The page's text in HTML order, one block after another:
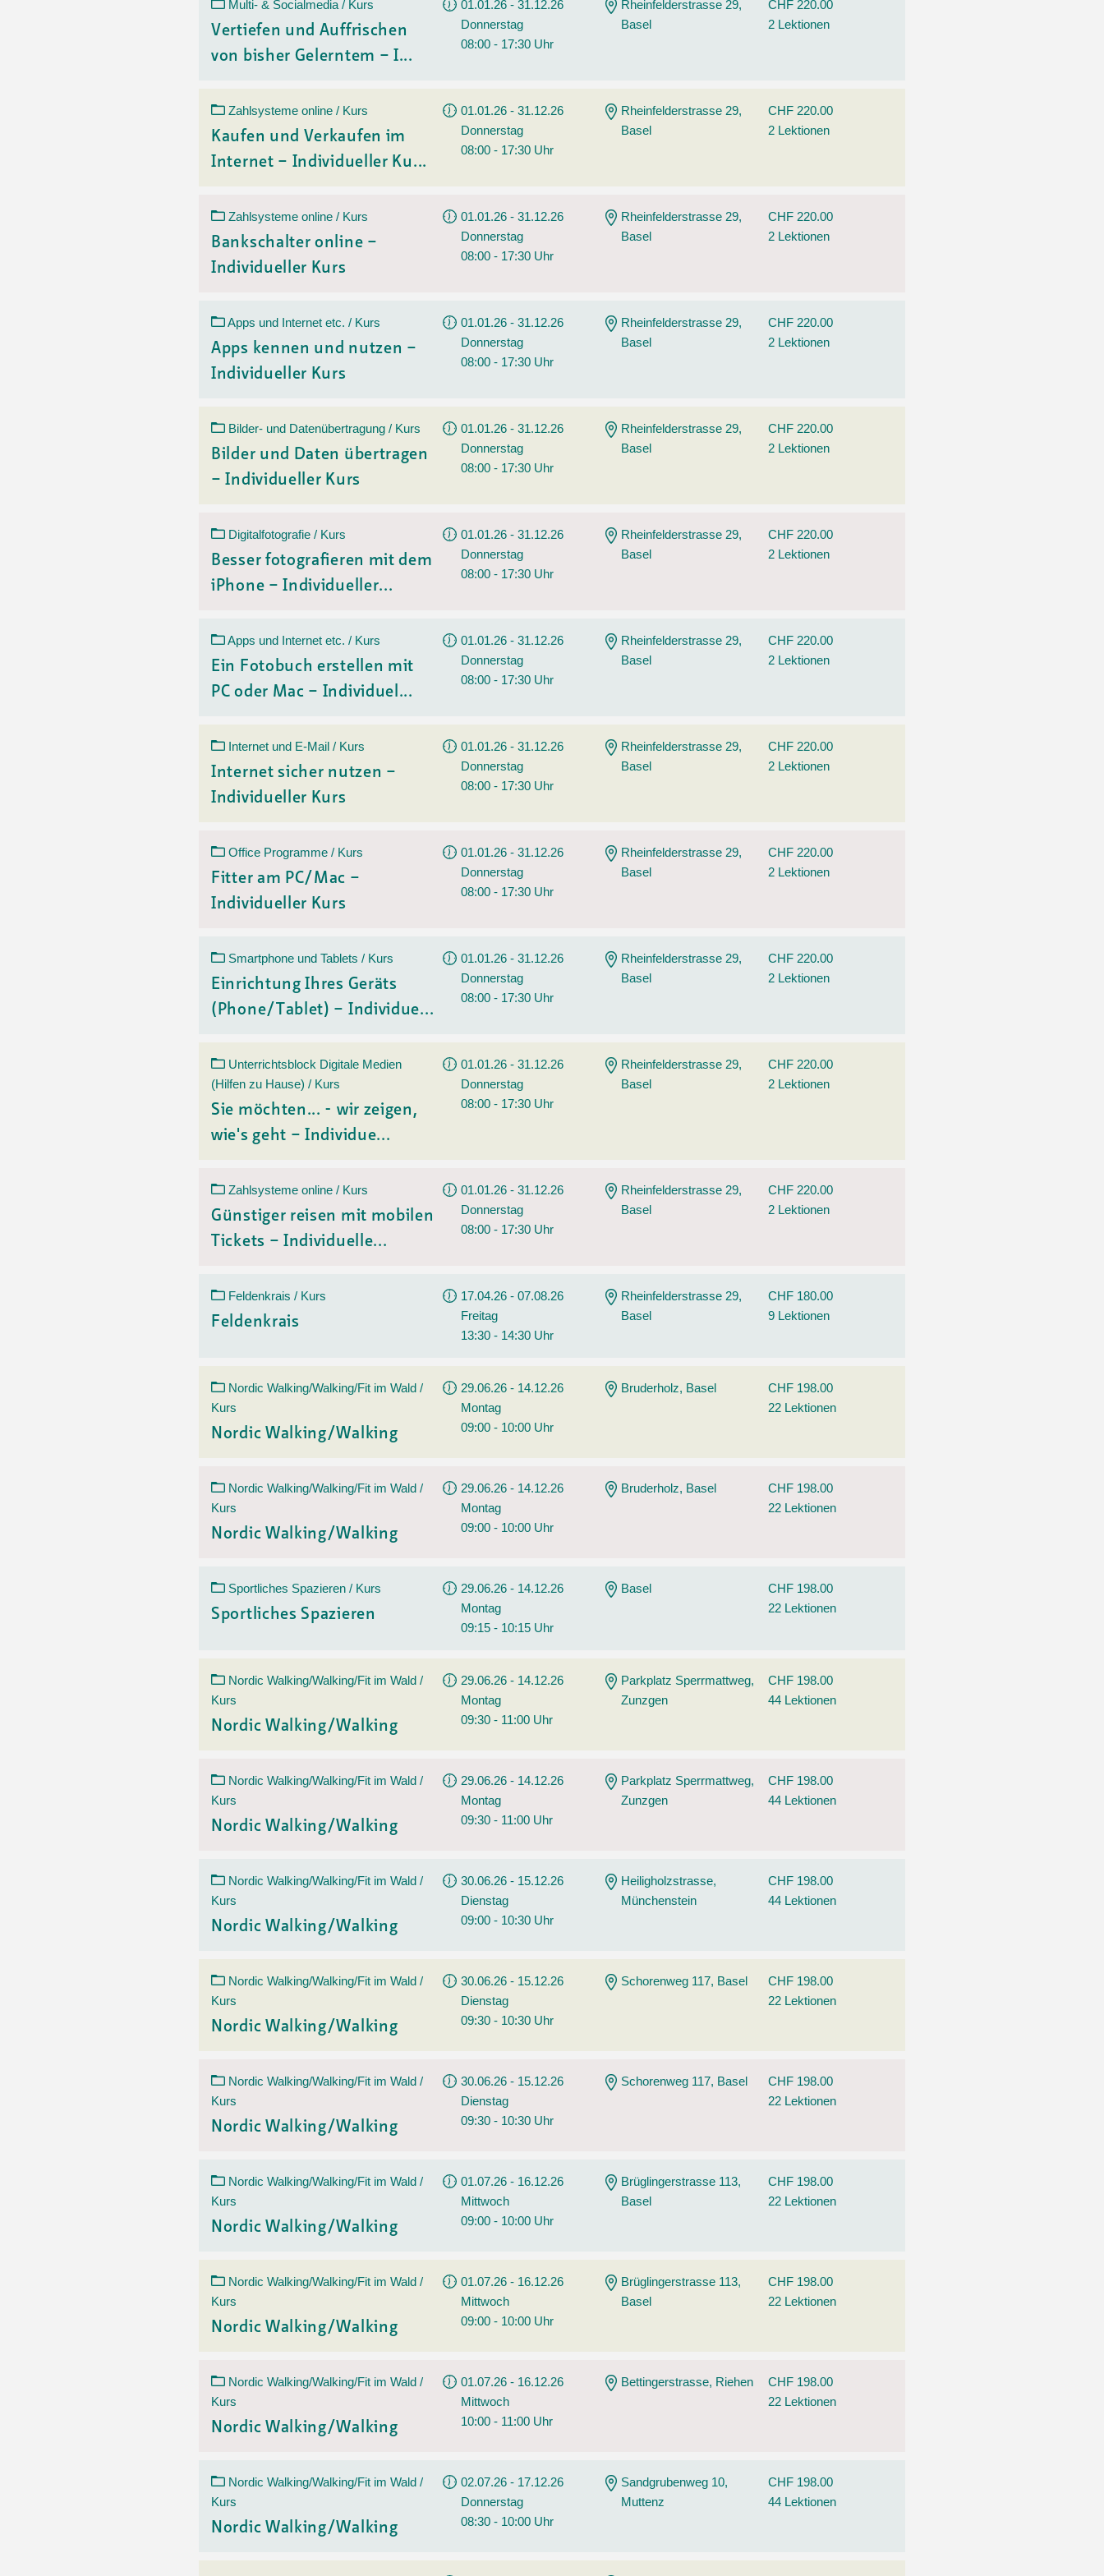
Altersstrategien und Leitbilder
Privatstunden und Support
Weitere Angebote
AGB
Multi- & Socialmedia / Kurs
Vertiefen und Auffrischen
von bisher Gelerntem – I...
01.01.26 - 31.12.26
Donnerstag
08:00 - 17:30 Uhr
Rheinfelderstrasse 29,
Basel
CHF 220.00
2 Lektionen
Zahlsysteme online / Kurs
Kaufen und Verkaufen im
Internet – Individueller Ku...
01.01.26 - 31.12.26
Donnerstag
08:00 - 17:30 Uhr
Rheinfelderstrasse 29,
Basel
CHF 220.00
2 Lektionen
Zahlsysteme online / Kurs
Bankschalter online –
Individueller Kurs
01.01.26 - 31.12.26
Donnerstag
08:00 - 17:30 Uhr
Rheinfelderstrasse 29,
Basel
CHF 220.00
2 Lektionen
Apps und Internet etc. / Kurs
Apps kennen und nutzen –
Individueller Kurs
01.01.26 - 31.12.26
Donnerstag
08:00 - 17:30 Uhr
Rheinfelderstrasse 29,
Basel
CHF 220.00
2 Lektionen
Bilder- und Datenübertragung / Kurs
Bilder und Daten übertragen
– Individueller Kurs
01.01.26 - 31.12.26
Donnerstag
08:00 - 17:30 Uhr
Rheinfelderstrasse 29,
Basel
CHF 220.00
2 Lektionen
Digitalfotografie / Kurs
Besser fotografieren mit dem
iPhone – Individueller...
01.01.26 - 31.12.26
Donnerstag
08:00 - 17:30 Uhr
Rheinfelderstrasse 29,
Basel
CHF 220.00
2 Lektionen
Apps und Internet etc. / Kurs
Ein Fotobuch erstellen mit
PC oder Mac – Individuel...
01.01.26 - 31.12.26
Donnerstag
08:00 - 17:30 Uhr
Rheinfelderstrasse 29,
Basel
CHF 220.00
2 Lektionen
Internet und E-Mail / Kurs
Internet sicher nutzen –
Individueller Kurs
01.01.26 - 31.12.26
Donnerstag
08:00 - 17:30 Uhr
Rheinfelderstrasse 29,
Basel
CHF 220.00
2 Lektionen
Office Programme / Kurs
Fitter am PC/Mac –
Individueller Kurs
01.01.26 - 31.12.26
Donnerstag
08:00 - 17:30 Uhr
Rheinfelderstrasse 29,
Basel
CHF 220.00
2 Lektionen
Smartphone und Tablets / Kurs
Einrichtung Ihres Geräts
(Phone/Tablet) – Individue...
01.01.26 - 31.12.26
Donnerstag
08:00 - 17:30 Uhr
Rheinfelderstrasse 29,
Basel
CHF 220.00
2 Lektionen
Unterrichtsblock Digitale Medien
(Hilfen zu Hause) / Kurs
Sie möchten... - wir zeigen,
wie's geht – Individue...
01.01.26 - 31.12.26
Donnerstag
08:00 - 17:30 Uhr
Rheinfelderstrasse 29,
Basel
CHF 220.00
2 Lektionen
Zahlsysteme online / Kurs
Günstiger reisen mit mobilen
Tickets – Individuelle...
01.01.26 - 31.12.26
Donnerstag
08:00 - 17:30 Uhr
Rheinfelderstrasse 29,
Basel
CHF 220.00
2 Lektionen
Feldenkrais / Kurs
Feldenkrais
17.04.26 - 07.08.26
Freitag
13:30 - 14:30 Uhr
Rheinfelderstrasse 29,
Basel
CHF 180.00
9 Lektionen
Nordic Walking/Walking/Fit im Wald /
Kurs
Nordic Walking/Walking
29.06.26 - 14.12.26
Montag
09:00 - 10:00 Uhr
Bruderholz, Basel
CHF 198.00
22 Lektionen
Nordic Walking/Walking/Fit im Wald /
Kurs
Nordic Walking/Walking
29.06.26 - 14.12.26
Montag
09:00 - 10:00 Uhr
Bruderholz, Basel
CHF 198.00
22 Lektionen
Sportliches Spazieren / Kurs
Sportliches Spazieren
29.06.26 - 14.12.26
Montag
09:15 - 10:15 Uhr
Basel
CHF 198.00
22 Lektionen
Nordic Walking/Walking/Fit im Wald /
Kurs
Nordic Walking/Walking
29.06.26 - 14.12.26
Montag
09:30 - 11:00 Uhr
Parkplatz Sperrmattweg,
Zunzgen
CHF 198.00
44 Lektionen
Nordic Walking/Walking/Fit im Wald /
Kurs
Nordic Walking/Walking
29.06.26 - 14.12.26
Montag
09:30 - 11:00 Uhr
Parkplatz Sperrmattweg,
Zunzgen
CHF 198.00
44 Lektionen
Nordic Walking/Walking/Fit im Wald /
Kurs
Nordic Walking/Walking
30.06.26 - 15.12.26
Dienstag
09:00 - 10:30 Uhr
Heiligholzstrasse,
Münchenstein
CHF 198.00
44 Lektionen
Nordic Walking/Walking/Fit im Wald /
Kurs
Nordic Walking/Walking
30.06.26 - 15.12.26
Dienstag
09:30 - 10:30 Uhr
Schorenweg 117, Basel
CHF 198.00
22 Lektionen
Nordic Walking/Walking/Fit im Wald /
Kurs
Nordic Walking/Walking
30.06.26 - 15.12.26
Dienstag
09:30 - 10:30 Uhr
Schorenweg 117, Basel
CHF 198.00
22 Lektionen
Nordic Walking/Walking/Fit im Wald /
Kurs
Nordic Walking/Walking
01.07.26 - 16.12.26
Mittwoch
09:00 - 10:00 Uhr
Brüglingerstrasse 113,
Basel
CHF 198.00
22 Lektionen
Nordic Walking/Walking/Fit im Wald /
Kurs
Nordic Walking/Walking
01.07.26 - 16.12.26
Mittwoch
09:00 - 10:00 Uhr
Brüglingerstrasse 113,
Basel
CHF 198.00
22 Lektionen
Nordic Walking/Walking/Fit im Wald /
Kurs
Nordic Walking/Walking
01.07.26 - 16.12.26
Mittwoch
10:00 - 11:00 Uhr
Bettingerstrasse, Riehen
CHF 198.00
22 Lektionen
Nordic Walking/Walking/Fit im Wald /
Kurs
Nordic Walking/Walking
02.07.26 - 17.12.26
Donnerstag
08:30 - 10:00 Uhr
Sandgrubenweg 10,
Muttenz
CHF 198.00
44 Lektionen